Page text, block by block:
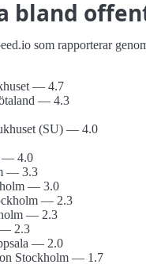
bland
som rapporterar
— 4.7
— 4.3
(SU) — 4.0
— 4.0
— 3.3
— 3.0
— 2.3
— 2.3
— 2.3
— 2.0
Stockholm — 1.7